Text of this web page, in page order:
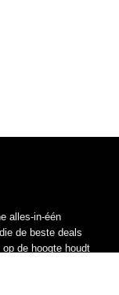
alles-in-één
de beste deals
de hoogte houdt